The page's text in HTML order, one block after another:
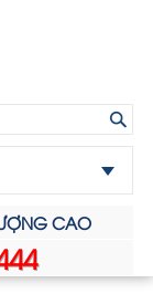
CAO